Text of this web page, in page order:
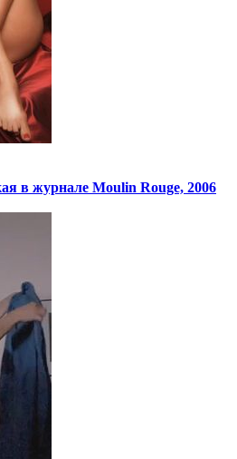
в журнале Moulin Rouge, 2006